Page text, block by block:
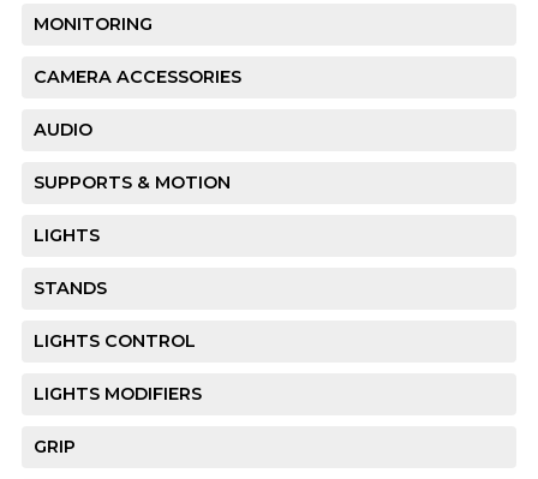
MONITORING
CAMERA ACCESSORIES
AUDIO
SUPPORTS & MOTION
LIGHTS
STANDS
LIGHTS CONTROL
LIGHTS MODIFIERS
GRIP